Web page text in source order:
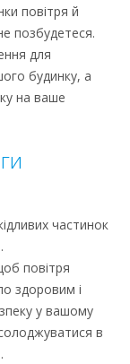
повітря й
позбудетеся.
для
будинку, а
на ваше
частинок
повітря
здоровим і
у вашому
в